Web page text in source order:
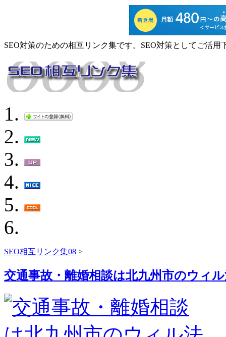
SEO対策のための相互リンク集です。SEO対策としてご活用
SEO相互リンク集08 >
交通事故・離婚相談は北九州市のウィ